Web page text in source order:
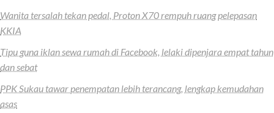
Wanita tersalah tekan pedal, Proton X70 rempuh ruang pelepasan
KKIA
Tipu guna iklan sewa rumah di Facebook, lelaki dipenjara empat tahun
dan sebat
PPK Sukau tawar penempatan lebih terancang, lengkap kemudahan
asas